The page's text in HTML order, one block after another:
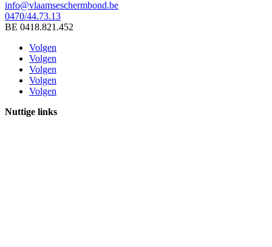
info@vlaamseschermbond.be
0470/44.73.13
BE 0418.821.452
Volgen
Volgen
Volgen
Volgen
Volgen
Nuttige links